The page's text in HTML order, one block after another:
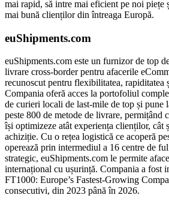
mai rapid, să intre mai eficient pe noi piețe
mai bună clienților din întreaga Europă.
euShipments.com
euShipments.com este un furnizor de top
livrare cross-border pentru afacerile
recunoscut pentru flexibilitatea, rapiditatea
Compania oferă acces la portofoliul
de curieri locali de last-mile de top și pune
peste 800 de metode de livrare, permițând
își optimizeze atât experiența clienților, cât
achiziție. Cu o rețea logistică ce acoperă
operează prin intermediul a 16 centre de
strategic, euShipments.com le permite
internațional cu ușurință. Compania a fost
FT1000: Europe’s Fastest-Growing
consecutivi, din 2023 până în 2026.